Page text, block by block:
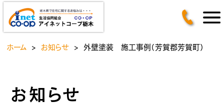
ホーム > お知らせ > 外壁塗装 施工事例（芳賀郡芳賀町）
お知らせ